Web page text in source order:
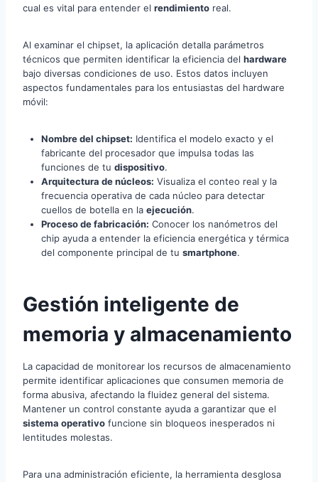
cual es vital para entender el rendimiento real.
Al examinar el chipset, la aplicación detalla parámetros
técnicos que permiten identificar la eficiencia del hardware
bajo diversas condiciones de uso. Estos datos incluyen
aspectos fundamentales para los entusiastas del hardware
móvil:
Nombre del chipset: Identifica el modelo exacto y el
fabricante del procesador que impulsa todas las
funciones de tu dispositivo.
Arquitectura de núcleos: Visualiza el conteo real y la
frecuencia operativa de cada núcleo para detectar
cuellos de botella en la ejecución.
Proceso de fabricación: Conocer los nanómetros del
chip ayuda a entender la eficiencia energética y térmica
del componente principal de tu smartphone.
Gestión inteligente de
memoria y almacenamiento
La capacidad de monitorear los recursos de almacenamiento
permite identificar aplicaciones que consumen memoria de
forma abusiva, afectando la fluidez general del sistema.
Mantener un control constante ayuda a garantizar que el
sistema operativo funcione sin bloqueos inesperados ni
lentitudes molestas.
Para una administración eficiente, la herramienta desglosa